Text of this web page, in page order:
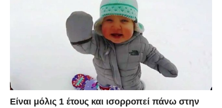
Είναι μόλις 1 έτους και ισορροπεί πάνω στην